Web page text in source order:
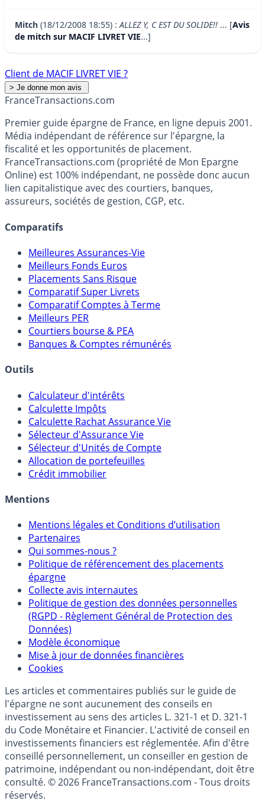
Mitch (18/12/2008 18:55) :ALLEZ Y, C EST DU SOLIDE!! ... [Avis
de mitch sur MACIF LIVRET VIE...]
Client de MACIF LIVRET VIE ?
FranceTransactions.com
Premier guide épargne de France, en ligne depuis 2001.
Média indépendant de référence sur l'épargne, la
fiscalité et les opportunités de placement.
FranceTransactions.com (propriété de Mon Epargne
Online) est 100% indépendant, ne possède donc aucun
lien capitalistique avec des courtiers, banques,
assureurs, sociétés de gestion, CGP, etc.
Comparatifs
Meilleures Assurances-Vie
Meilleurs Fonds Euros
Placements Sans Risque
Comparatif Super Livrets
Comparatif Comptes à Terme
Meilleurs PER
Courtiers bourse & PEA
Banques & Comptes rémunérés
Outils
Calculateur d'intérêts
Calculette Impôts
Calculette Rachat Assurance Vie
Sélecteur d'Assurance Vie
Sélecteur d'Unités de Compte
Allocation de portefeuilles
Crédit immobilier
Mentions
Mentions légales et Conditions d’utilisation
Partenaires
Qui sommes-nous ?
Politique de référencement des placements
épargne
Collecte avis internautes
Politique de gestion des données personnelles
(RGPD - Règlement Général de Protection des
Données)
Modèle économique
Mise à jour de données financières
Cookies
Les articles et commentaires publiés sur le guide de
l'épargne ne sont aucunement des conseils en
investissement au sens des articles L. 321-1 et D. 321-1
du Code Monétaire et Financier. L'activité de conseil en
investissements financiers est réglementée. Afin d'être
conseillé personnellement, un conseiller en gestion de
patrimoine, indépendant ou non-indépendant, doit être
consulté. © 2026 FranceTransactions.com - Tous droits
réservés.